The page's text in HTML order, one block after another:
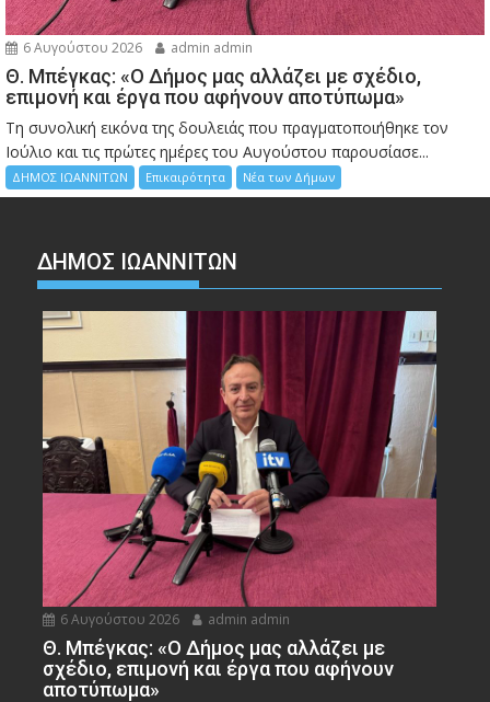
6 Αυγούστου 2026 admin admin
Θ. Μπέγκας: «Ο Δήμος μας αλλάζει με σχέδιο,
επιμονή και έργα που αφήνουν αποτύπωμα»
Τη συνολική εικόνα της δουλειάς που πραγματοποιήθηκε τον
Ιούλιο και τις πρώτες ημέρες του Αυγούστου παρουσίασε...
ΔΗΜΟΣ ΙΩΑΝΝΙΤΩΝ Επικαιρότητα Νέα των Δήμων
ΔΗΜΟΣ ΙΩΑΝΝΙΤΩΝ
6 Αυγούστου 2026 admin admin
Θ. Μπέγκας: «Ο Δήμος μας αλλάζει με
σχέδιο, επιμονή και έργα που αφήνουν
αποτύπωμα»